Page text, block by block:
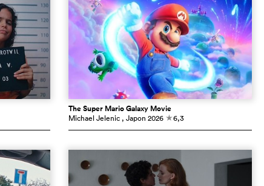
The Super Mario Galaxy Movie
Michael Jelenic , Japon 2026 c6,3